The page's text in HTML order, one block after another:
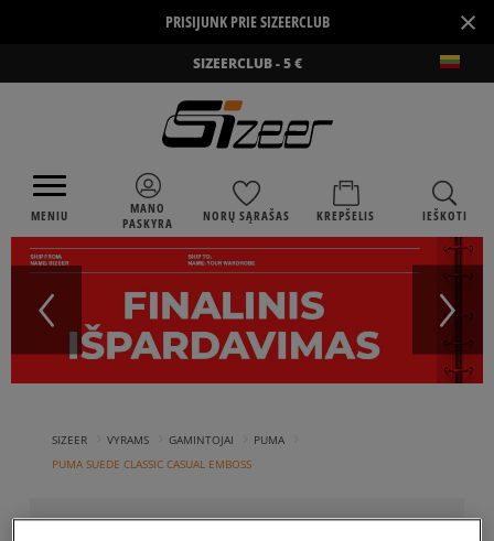
PRISIJUNK PRIE SIZEERCLUB ×
SIZEERCLUB - 5 €
MENIU
MANO
PASKYRA
NORŲ SĄRAŠAS KREPŠELIS IEŠKOTI
SIZEER VYRAMS GAMINTOJAI PUMA
PUMA SUEDE CLASSIC CASUAL EMBOSS